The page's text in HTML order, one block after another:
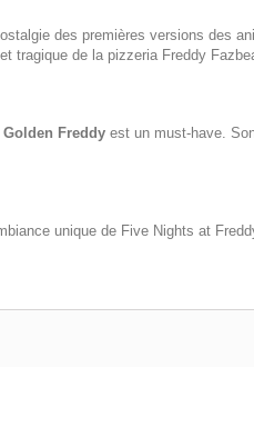
des premières versions des
tragique de la pizzeria Freddy
Freddy est un must-have.
unique de Five Nights at